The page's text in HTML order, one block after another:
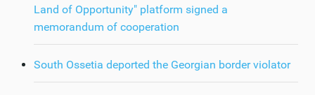
Land of Opportunity" platform signed a
memorandum of cooperation
South Ossetia deported the Georgian border violator